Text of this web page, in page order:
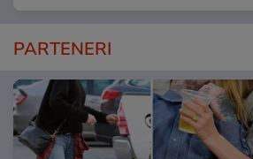
PARTENERI